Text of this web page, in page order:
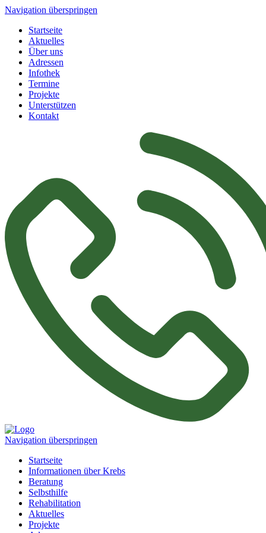
Navigation überspringen
Startseite
Aktuelles
Über uns
Adressen
Infothek
Termine
Projekte
Unterstützen
Kontakt
Navigation überspringen
Startseite
Informationen über Krebs
Beratung
Selbsthilfe
Rehabilitation
Aktuelles
Projekte